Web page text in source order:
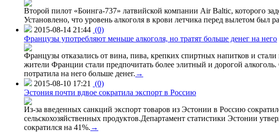
Второй пилот «Боинга-737» латвийской компании Air Baltic, которого
Установлено, что уровень алкоголя в крови летчика перед вылетом был
2015-08-14 21:44 (0)
Французы употребляют меньше алкоголя, но тратят больше денег на него
Французы отказались от вина, пива, крепких спиртных напитков и
жители Франции стали предпочитать более элитный и дорогой
потратила на него больше денег. →
2015-08-10 17:21
(0)
Эстония почти вдвое сократила экспорт в Россию
Из-за введенных санкций экспорт товаров из Эстонии в Россию
сельскохозяйственных продуктов.Департамент статистики Эстонии
сократился на 41%. →